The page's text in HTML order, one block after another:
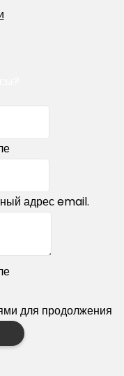
адрес email.
для продолжения